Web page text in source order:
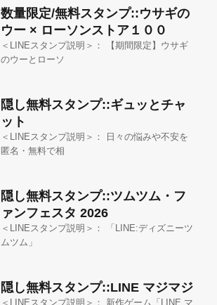
数量限定/無料スタンプ::ウサギの
ウー × ローソンストア１００
＜LINEスタンプ説明＞： 【期間限定】ウサギ
のウーとローソ
隠し無料スタンプ::ギュッとチャ
ット
＜LINEスタンプ説明＞： 日々の悩みや不安を
匿名・無料で相
隠し無料スタンプ::ツムツム・フ
ァンフェスタ 2026
＜LINEスタンプ説明＞： 「LINE:ディズニーツ
ムツム」
隠し無料スタンプ::LINE マジマジ
＜LINEスタンプ説明＞： 新作ゲーム「LINE マ